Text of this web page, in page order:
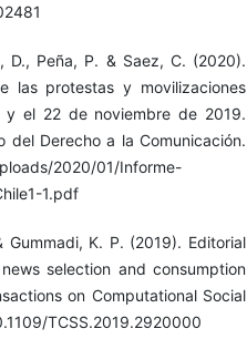
D., Peña, P. & Saez, C. (2020).
las protestas y movilizaciones
el 22 de noviembre de 2019.
del Derecho a la Comunicación.
2020/01/Informe-
1.pdf
K. P. (2019). Editorial
selection and consumption
on Computational Social
TCSS.2019.2920000